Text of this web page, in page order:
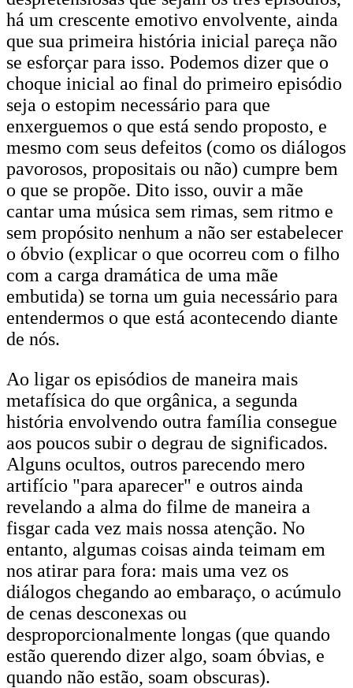
há um crescente emotivo envolvente, ainda
que sua primeira história inicial pareça não
se esforçar para isso. Podemos dizer que o
choque inicial ao final do primeiro episódio
seja o estopim necessário para que
enxerguemos o que está sendo proposto, e
mesmo com seus defeitos (como os diálogos
pavorosos, propositais ou não) cumpre bem
o que se propõe. Dito isso, ouvir a mãe
cantar uma música sem rimas, sem ritmo e
sem propósito nenhum a não ser estabelecer
o óbvio (explicar o que ocorreu com o filho
com a carga dramática de uma mãe
embutida) se torna um guia necessário para
entendermos o que está acontecendo diante
de nós.
Ao ligar os episódios de maneira mais
metafísica do que orgânica, a segunda
história envolvendo outra família consegue
aos poucos subir o degrau de significados.
Alguns ocultos, outros parecendo mero
artifício "para aparecer" e outros ainda
revelando a alma do filme de maneira a
fisgar cada vez mais nossa atenção. No
entanto, algumas coisas ainda teimam em
nos atirar para fora: mais uma vez os
diálogos chegando ao embaraço, o acúmulo
de cenas desconexas ou
desproporcionalmente longas (que quando
estão querendo dizer algo, soam óbvias, e
quando não estão, soam obscuras).